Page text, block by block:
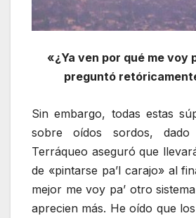
«¿Ya ven por qué me voy
preguntó
Sin embargo, todas estas
sobre oídos sordos,
Terráqueo aseguró que
de «pintarse pa’l carajo» al
mejor me voy pa’ otro
aprecien más. He oído que